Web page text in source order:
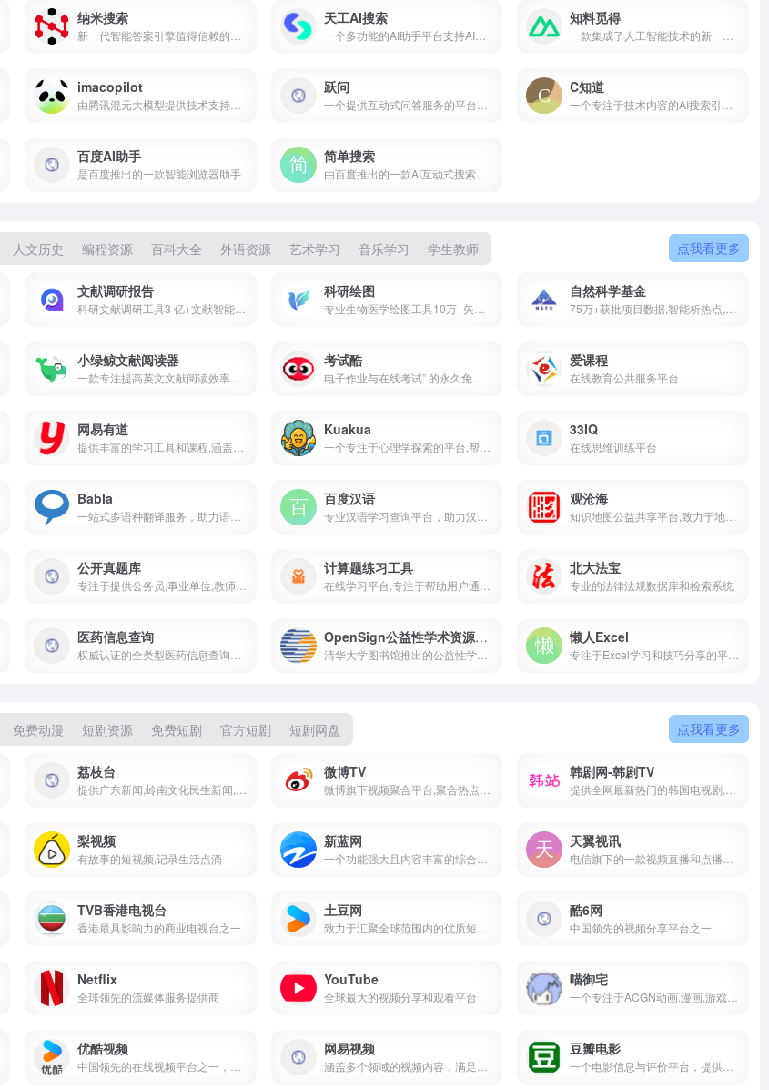
纳米搜索
新一代智能答案引擎值得信赖的智能搜索伙伴
天工AI搜索
一个多功能的AI助手平台支持AI搜索
知料觅得
一款集成了人工智能技术的新一代搜索引擎
imacopilot
由腾讯混元大模型提供技术支持的智能AI搜索工作台产品
跃问
一个提供互动式问答服务的平台，用户可以在这里提出问题并获得AI生成的答案
C知道
一个专注于技术内容的AI搜索引擎,开发者首选的AI搜索引擎
百度AI助手
是百度推出的一款智能浏览器助手
简单搜索
由百度推出的一款AI互动式搜索引擎应用
人文历史 编程资源 百科大全 外语资源 艺术学习 音乐学习 学生教师 点我看更多
文献调研报告
科研文献调研工具3 亿+文献智能分析一键生成学术调研报告
科研绘图
专业生物医学绘图工具10万+矢量图标期刊级模板版权无忧科研作图平台
自然科学基金
75万+获批项目数据,智能析热点,一键生成高质量申请书。
小绿鲸文献阅读器
一款专注提高英文文献阅读效率的云端阅读的平台
考试酷
电子作业与在线考试” 的永久免费云平台，核心定位 “全场景零门槛测评工具”
爱课程
在线教育公共服务平台
网易有道
提供丰富的学习工具和课程,涵盖语言学习,智能硬件,素养课程,在线教育等多个领域
Kuakua
一个专注于心理学探索的平台,帮助用户发现心理学相关的网站
33IQ
在线思维训练平台
Babla
一站式多语种翻译服务，助力语言学习与交流
百度汉语
专业汉语学习查询平台，助力汉语爱好者提升语言素养
观沧海
知识地图公益共享平台,致力于地图共享与知识传播
公开真题库
专注于提供公务员,事业单位,教师资格,软考等考试题库的在线平台
计算题练习工具
在线学习平台,专注于帮助用户通过仿计算器样式的界面进行口算练习
北大法宝
专业的法律法规数据库和检索系统
医药信息查询
权威认证的全类型医药信息查询平台
OpenSign公益性学术资源服务
清华大学图书馆推出的公益性学术资源服务平台
懒人Excel
专注于Excel学习和技巧分享的平台,Excel函数公式,操作技巧,数据分析,图表模板,VBA,数据透视表教程
免费动漫 短剧资源 免费短剧 官方短剧 短剧网盘 点我看更多
荔枝台
提供广东新闻,岭南文化民生新闻,大湾区资讯,电视节目在线观看
微博TV
微博旗下视频聚合平台,聚合热点新闻,娱乐八卦,短剧综艺,生活趣味内容,实时推送热门视频,适配泛娱乐用户
韩剧网-韩剧TV
提供全网最新热门的韩国电视剧,韩国电影,韩国综艺,丰富精彩的韩剧内容
梨视频
有故事的短视频,记录生活点滴
新蓝网
一个功能强大且内容丰富的综合性媒体平台
天翼视讯
电信旗下的一款视频直播和点播服务平台
TVB香港电视台
香港最具影响力的商业电视台之一
土豆网
致力于汇聚全球范围内的优质短视频内容
酷6网
中国领先的视频分享平台之一
Netflix
全球领先的流媒体服务提供商
YouTube
全球最大的视频分享和观看平台
喵御宅
一个专注于ACGN动画,漫画,游戏,小说,领域的兴趣社区,旨在为二次元爱好者提供一个交流和分享的平台
优酷视频
中国领先的在线视频平台之一，提供海量正版高清视频内容
网易视频
涵盖多个领域的视频内容，满足不同用户的兴趣
豆瓣电影
一个电影信息与评价平台，提供电影的评分、评论、推荐以及上映信息等